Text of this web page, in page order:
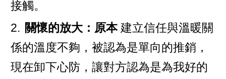
接觸。
2. 關懷的放大：原本建立信任與溫暖關
係的溫度不夠，被認為是單向的推銷，
現在卸下心防，讓對方認為是為我好的